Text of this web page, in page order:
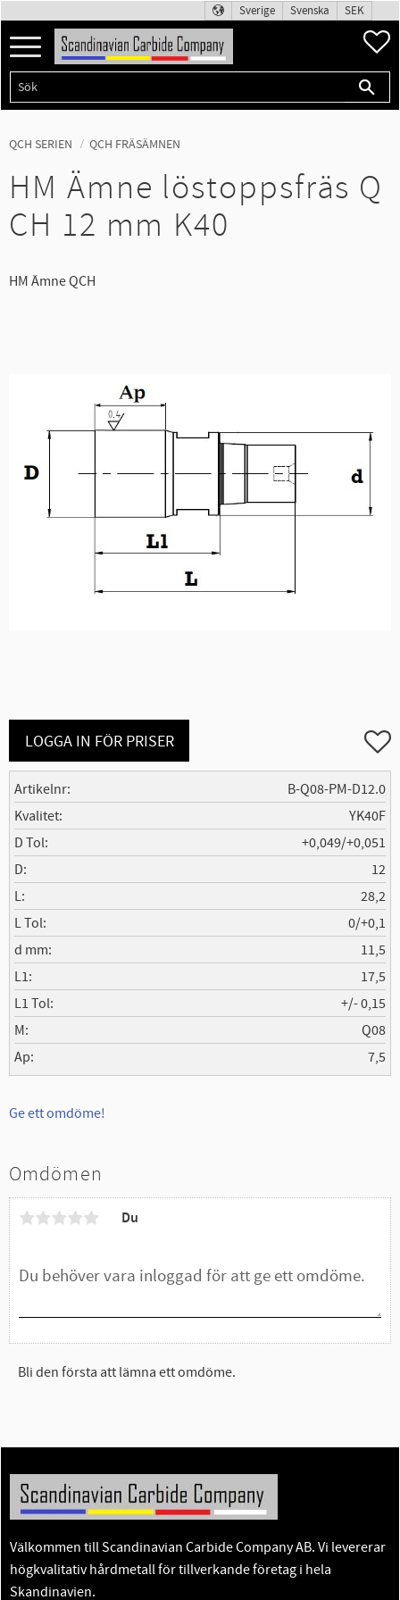
Meny
Sverige Svenska SEK
QCH SERIEN QCH FRÄSÄMNEN
HM Ämne löstoppsfräs Q
CH 12 mm K40
HM Ämne QCH
LOGGA IN FÖR PRISER Lägg
Artikelnr
B-Q08-PM-D12.0
Kvalitet
YK40F
D Tol
+0,049/+0,051
D
12
L
28,2
L Tol
0/+0,1
d mm
11,5
L1
17,5
L1 Tol
+/- 0,15
M
Q08
Ap
7,5
Ge ett omdöme!
Omdömen
Du
Bli den första att lämna ett omdöme.
Välkommen till Scandinavian Carbide Company AB. Vi levererar
högkvalitativ hårdmetall för tillverkande företag i hela
Skandinavien.